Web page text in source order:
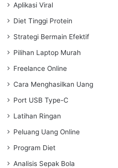
Aplikasi Viral
Diet Tinggi Protein
Strategi Bermain Efektif
Pilihan Laptop Murah
Freelance Online
Cara Menghasilkan Uang
Port USB Type-C
Latihan Ringan
Peluang Uang Online
Program Diet
Analisis Sepak Bola